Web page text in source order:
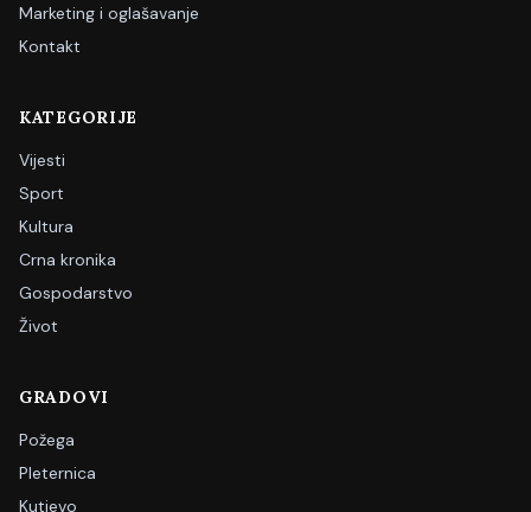
Marketing i oglašavanje
Kontakt
KATEGORIJE
Vijesti
Sport
Kultura
Crna kronika
Gospodarstvo
Život
GRADOVI
Požega
Pleternica
Kutjevo